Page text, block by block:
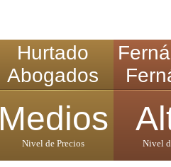
Hurtado
Abogados
Medios
Nivel de Precios Nivel